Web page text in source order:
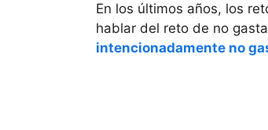
En los últimos años, los
hablar del reto de no
intencionadamente no